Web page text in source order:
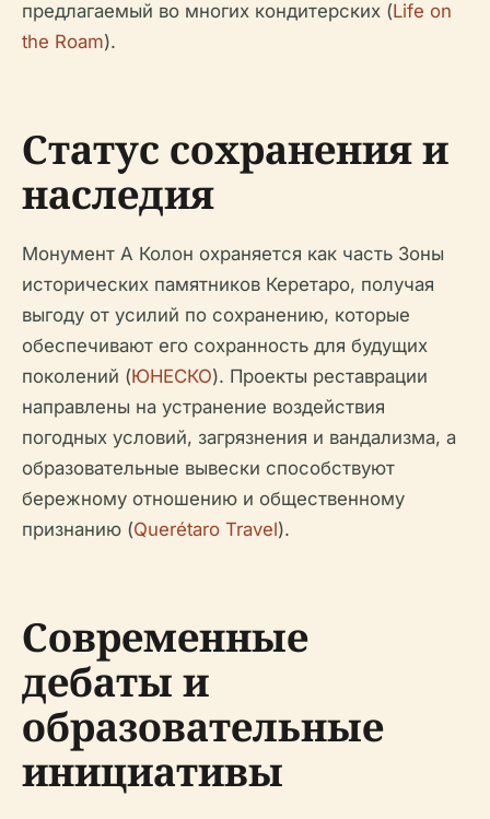
предлагаемый во многих кондитерских (Life on
the Roam).
Статус сохранения и
наследия
Монумент А Колон охраняется как часть Зоны
исторических памятников Керетаро, получая
выгоду от усилий по сохранению, которые
обеспечивают его сохранность для будущих
поколений (ЮНЕСКО). Проекты реставрации
направлены на устранение воздействия
погодных условий, загрязнения и вандализма, а
образовательные вывески способствуют
бережному отношению и общественному
признанию (Querétaro Travel).
Современные
дебаты и
образовательные
инициативы